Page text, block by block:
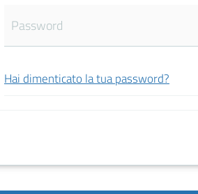
Hai dimenticato la tua password?